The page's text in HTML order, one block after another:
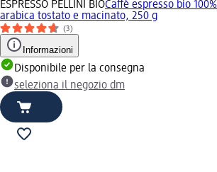
ESPRESSO PELLINI BIOCaffè espresso bio 100%
arabica tostato e macinato, 250 g
(3)
Informazioni
Disponibile per la consegna
seleziona il negozio dm